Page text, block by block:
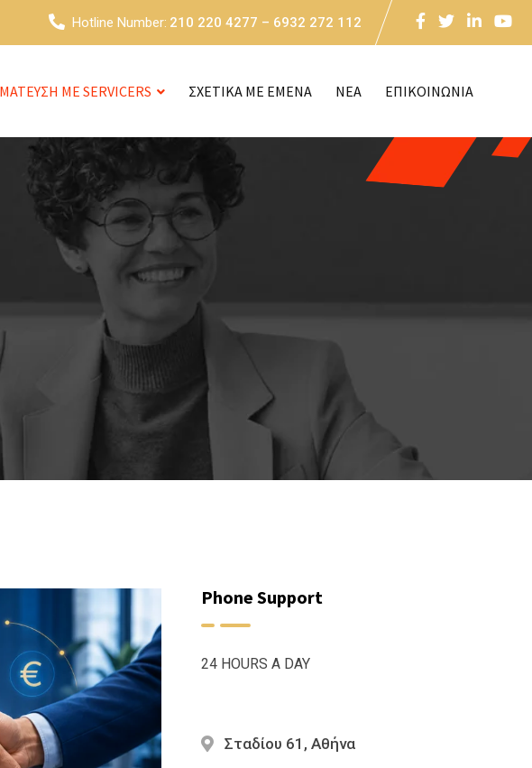
Hotline Number: 210 220 4277 – 6932 272 112
ΜΕ SERVICERS ΣΧΕΤΙΚΑ ΜΕ ΕΜΕΝΑ NEA ΕΠΙΚΟΙΝΩΝΙΑ
Phone Support
24 HOURS A DAY
Σταδίου 61, Αθήνα